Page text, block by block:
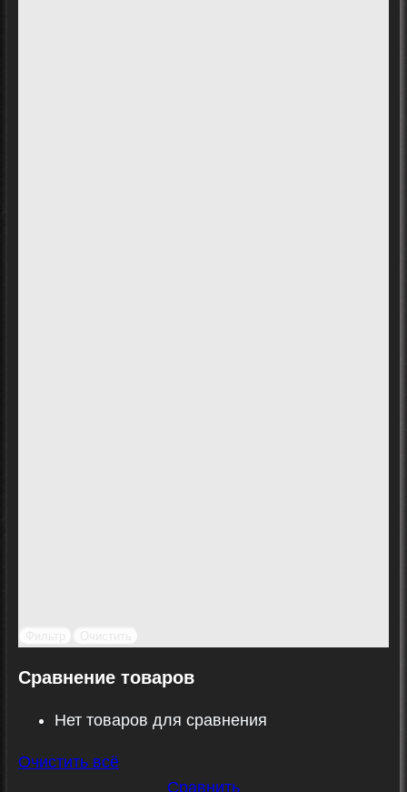
Сравнение товаров
Нет товаров для сравнения
Очистить всё
Сравнить